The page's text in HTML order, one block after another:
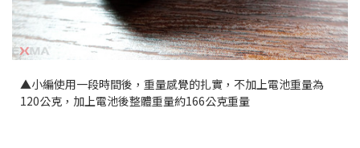
▲小編使用一段時間後，重量感覺的扎實，不加上電池重量為
120公克，加上電池後整體重量約166公克重量